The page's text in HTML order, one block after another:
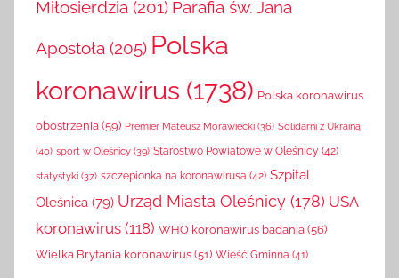
Miłosierdzia (201) Parafia św. Jana
Apostoła (205) Polska
koronawirus (1738) Polska koronawirus
obostrzenia(59) Premier Mateusz Morawiecki (36) Solidarni z Ukrainą
(40) sport w Oleśnicy (39) Starostwo Powiatowe w Oleśnicy (42)
statystyki (37) szczepionka na koronawirusa (42) Szpital
Oleśnica (79) Urząd Miasta Oleśnicy (178) USA
koronawirus (118) WHO koronawirus badania (56)
Wielka Brytania koronawirus (51) Wieść Gminna (41)